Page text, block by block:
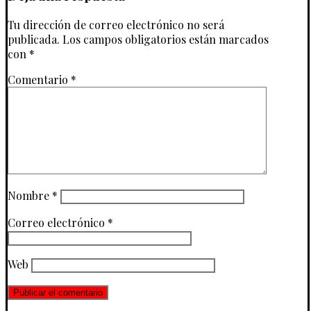
Tu dirección de correo electrónico no será
publicada. Los campos obligatorios están marcados
con *
Comentario *
Nombre *
Correo electrónico *
Web